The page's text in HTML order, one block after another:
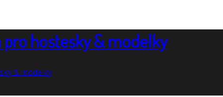
pro hostesky & modelky